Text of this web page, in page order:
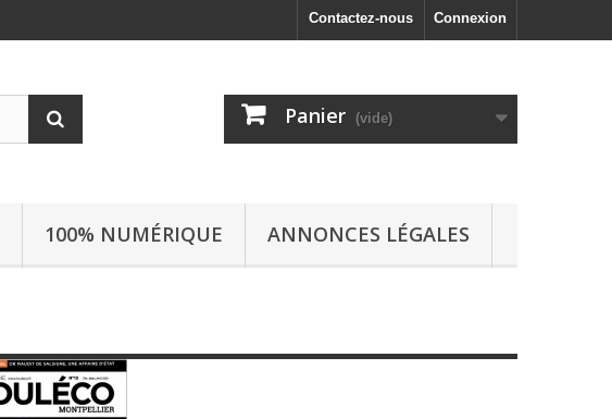
Connexion
Contactez-nous
Panier (vide)
100% NUMÉRIQUE ANNONCES LÉGALES